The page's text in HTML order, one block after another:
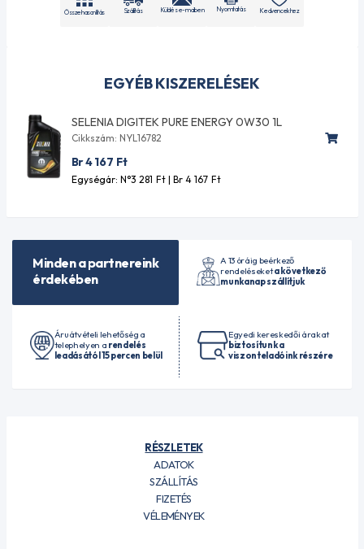
EGYÉB KISZERELÉSEK
SELENIA DIGITEK PURE ENERGY 0W30 1L
Cikkszám: NYL16782
Br 4 167 Ft
Egységár: N°3 281 Ft| Br 4 167 Ft
Összehasonlítás Szállítás Küldés e-mailben Nyomtatás Kedvencekhez
Minden a partnereink
érdekében
A 13 óráig beérkező
rendeléseketa következő
munkanap szállítjuk
Áruátvételi lehetőség a
telephelyen a rendelés
leadásától 15 percen belül
Egyedi kereskedői árakat
biztosítunk a
viszonteladóink részére
RÉSZLETEK
ADATOK
SZÁLLÍTÁS
FIZETÉS
VÉLEMÉNYEK